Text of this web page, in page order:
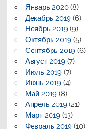
Январь 2020(8)
Декабрь 2019(6)
Ноябрь 2019(9)
Октябрь 2019(5)
Сентябрь 2019(6)
Август 2019(7)
Июль 2019(7)
Июнь 2019(4)
Май 2019(8)
Апрель 2019(21)
Март 2019(13)
Февраль 2019(10)